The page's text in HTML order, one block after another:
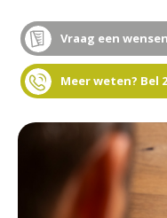
Vraag een
Meer weten? Bel